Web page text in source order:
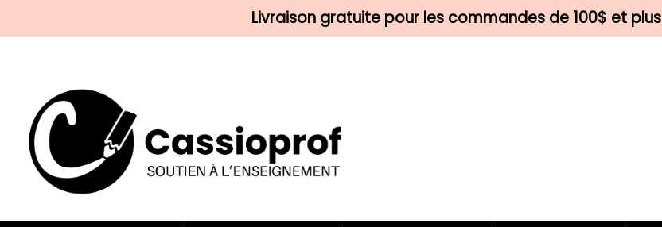
Livraison gratuite pour les commandes de 100$ et plus